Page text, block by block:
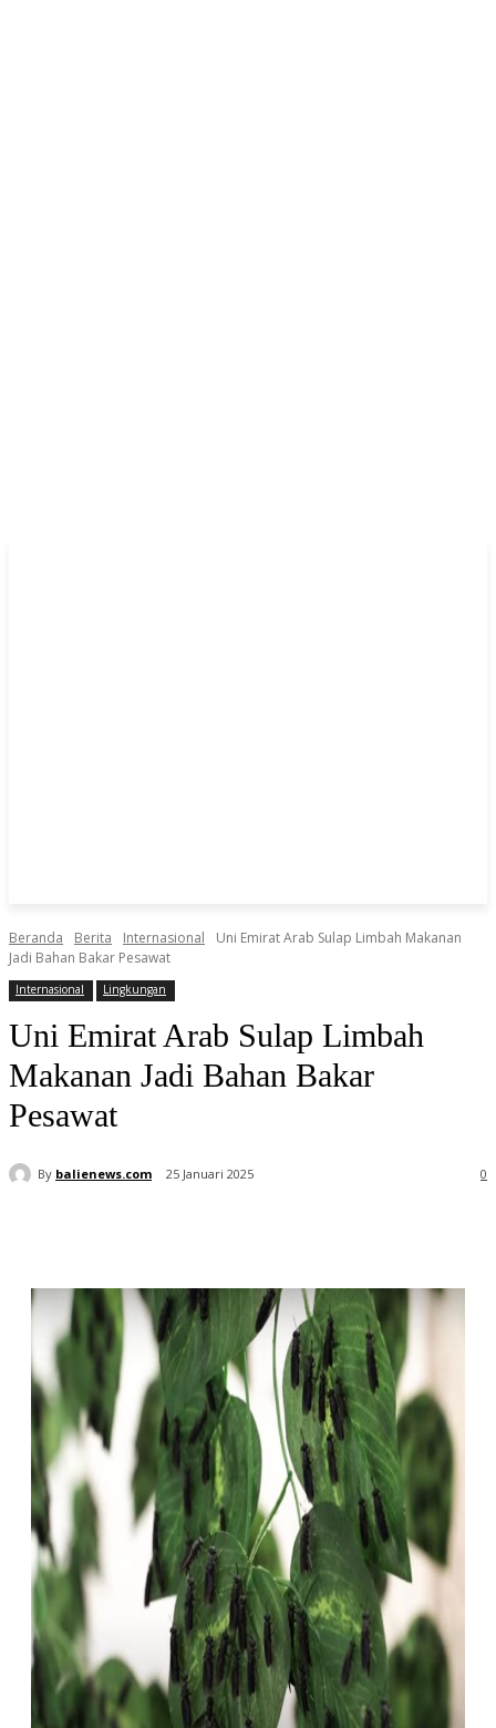
Beranda Berita Internasional
Uni Emirat Arab Sulap Limbah Makanan
Jadi Bahan Bakar Pesawat
Internasional Lingkungan
Uni Emirat Arab Sulap Limbah
Makanan Jadi Bahan Bakar
Pesawat
By balienews.com 25 Januari 2025 0